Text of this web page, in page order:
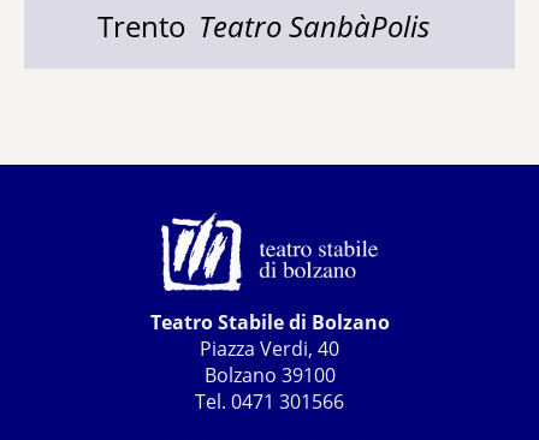
Trento Teatro SanbàPolis
Teatro Stabile di Bolzano
Piazza Verdi, 40
Bolzano 39100
Tel. 0471 301566